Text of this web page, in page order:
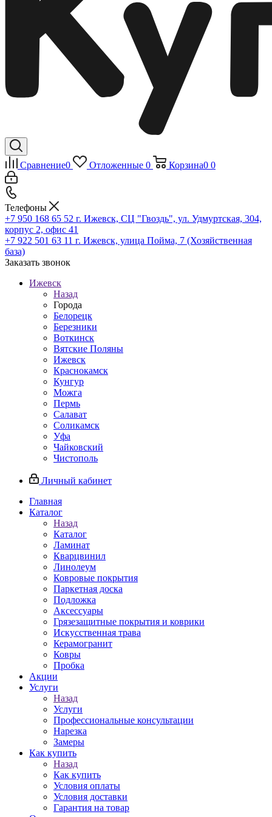
Сравнение0 Отложенные 0 Корзина0 0
Телефоны
+7 950 168 65 52 г. Ижевск, СЦ "Гвоздь", ул. Удмуртская, 304,
корпус 2, офис 41
+7 922 501 63 11 г. Ижевск, улица Пойма, 7 (Хозяйственная
база)
Заказать звонок
Ижевск
Назад
Города
Белорецк
Березники
Воткинск
Вятские Поляны
Ижевск
Краснокамск
Кунгур
Можга
Пермь
Салават
Соликамск
Уфа
Чайковский
Чистополь
Личный кабинет
Главная
Каталог
Назад
Каталог
Ламинат
Кварцвинил
Линолеум
Ковровые покрытия
Паркетная доска
Подложка
Аксессуары
Грязезащитные покрытия и коврики
Искусственная трава
Керамогранит
Ковры
Пробка
Акции
Услуги
Назад
Услуги
Профессиональные консультации
Нарезка
Замеры
Как купить
Назад
Как купить
Условия оплаты
Условия доставки
Гарантия на товар